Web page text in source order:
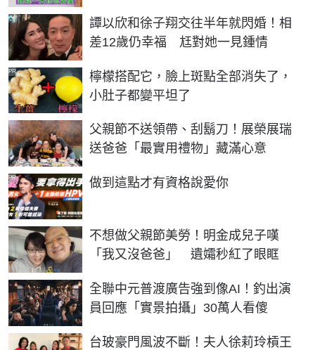
譚以欣和徐子翔交往半年就閃婚！相
差12歲仍幸福 尪對她一見鍾情
檸檬搭配它，臉上斑點全部消失了，
小肚子都變平坦了
PR
父親節不送領帶、刮鬍刀！展榮展瑞
送爸爸「最實用禮物」藏滿心意
做到這點才有資格說愛你
PR
不想做父親節美勞！明金成兒子嘆
「我又沒爸爸」 遺孀秒紅了眼眶
全聯中元普渡廣告強到像AI！釣出演
員回應「實景拍攝」30萬人看傻
台玻豪門風波不斷！夫人徐莉玲槓王